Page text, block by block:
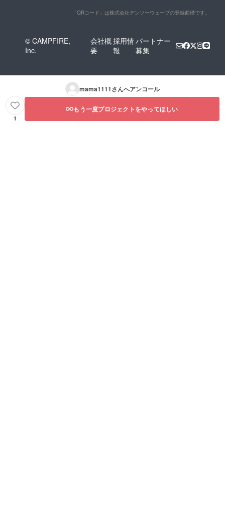
「QRコード」は株式会社デンソーウェーブの登録商標です。
© CAMPFIRE,
Inc.
会社概
要
採用情
報
パートナー
募集
mama1111さんへアンコール
1
もう一度プロジェクトをやってほしい